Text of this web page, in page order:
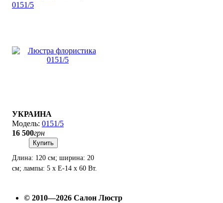
0151/5
УКРАИНА
0151/5
16 500грн
Купить
Длина: 120 см; ширина: 20
см; лампы: 5 х Е-14 х 60 Вт.
© 2010—2026 Салон Люстр